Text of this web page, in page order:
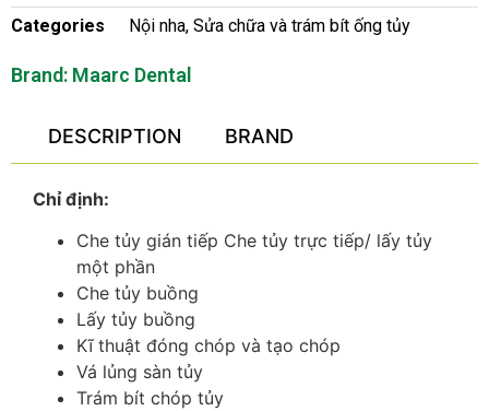
Categories
Nội nha, Sửa chữa và trám bít ống tủy
Brand: Maarc Dental
DESCRIPTION BRAND
Chỉ định:
Che tủy gián tiếp Che tủy trực tiếp/ lấy tủy
một phần
Che tủy buồng
Lấy tủy buồng
Kĩ thuật đóng chóp và tạo chóp
Vá lủng sàn tủy
Trám bít chóp tủy